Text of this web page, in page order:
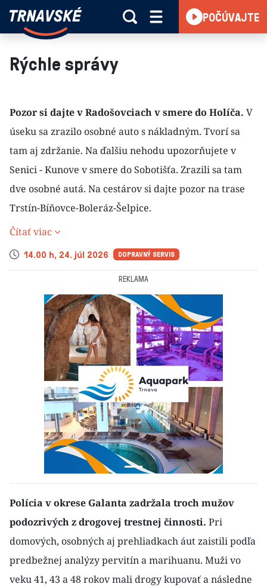
Skočiť na obsah
Trnavské
Vieme,
čo
v
kraji
POČÚVAJTE
Rýchle správy
REKLAMA
Čas
14.00 h, 24. júl 2026 DOPRAVNÝ SERVIS
Pozor si dajte v Radošovciach v smere do Holíča. V
úseku sa zrazilo osobné auto s nákladným. Tvorí sa
tam aj zdržanie. Na ďalšiu nehodu upozorňujete v
Senici - Kunove v smere do Sobotišťa. Zrazili sa tam
dve osobné autá. Na cestárov si dajte pozor na trase
Trstín-Bíňovce-Boleráz-Šelpice.
Čítať viac
Polícia v okrese Galanta zadržala troch mužov
podozrivých z drogovej trestnej činnosti. Pri
domových, osobných aj prehliadkach áut zaistili podľa
predbežnej analýzy pervitín a marihuanu. Muži vo
veku 41, 43 a 48 rokov mali drogy kupovať a následne